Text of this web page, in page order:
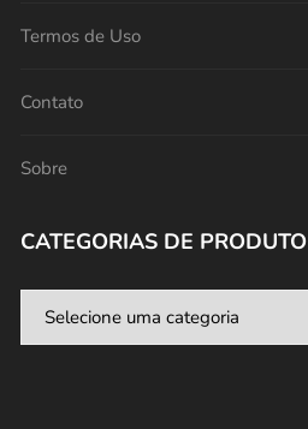
Termos de Uso
Contato
Sobre
CATEGORIAS DE PRODUTO